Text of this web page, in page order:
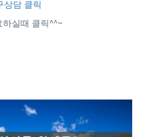
담 클릭
실때 클릭^^~